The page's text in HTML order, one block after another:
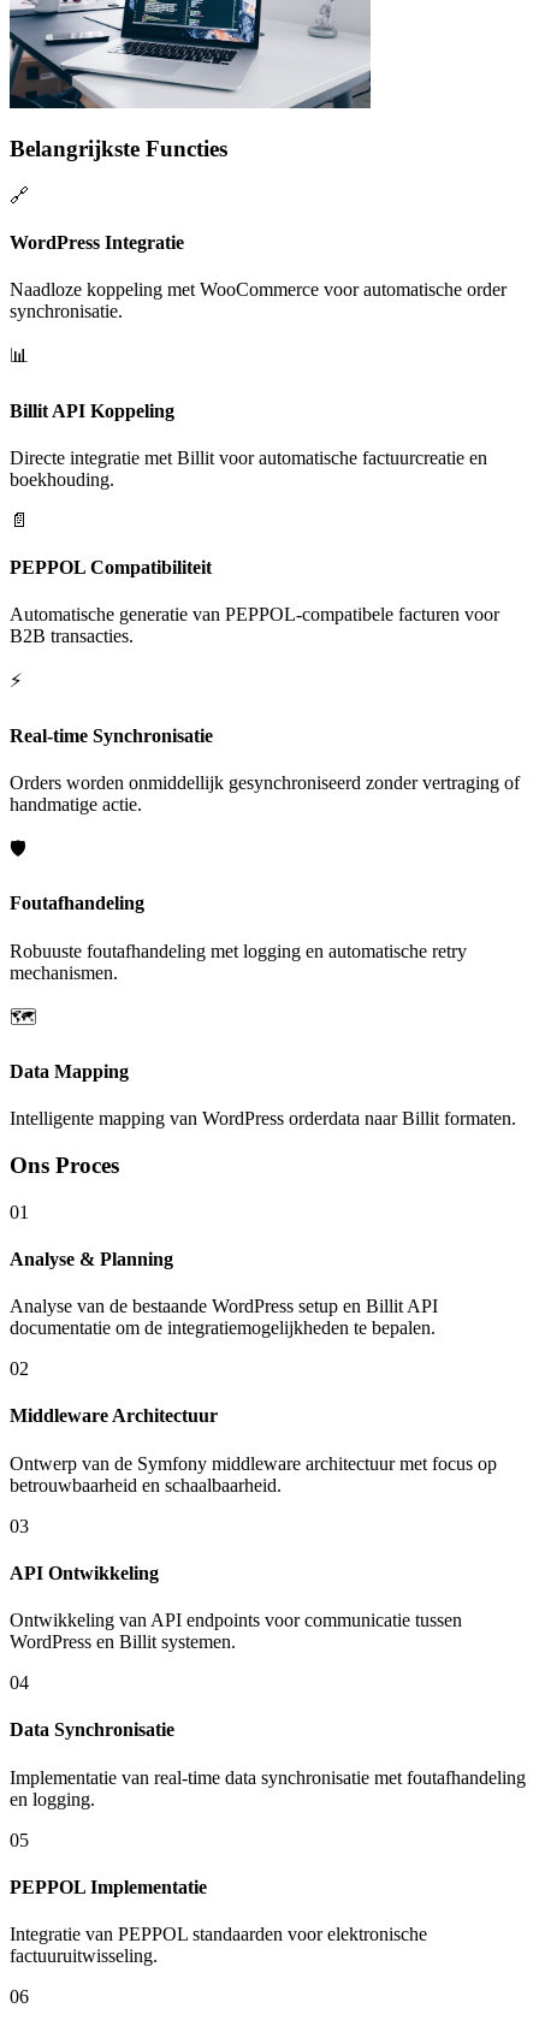
Belangrijkste Functies
🔗
WordPress Integratie
Naadloze koppeling met WooCommerce voor automatische order
synchronisatie.
📊
Billit API Koppeling
Directe integratie met Billit voor automatische factuurcreatie en
boekhouding.
📄
PEPPOL Compatibiliteit
Automatische generatie van PEPPOL-compatibele facturen voor
B2B transacties.
⚡
Real-time Synchronisatie
Orders worden onmiddellijk gesynchroniseerd zonder vertraging of
handmatige actie.
🛡️
Foutafhandeling
Robuuste foutafhandeling met logging en automatische retry
mechanismen.
🗺️
Data Mapping
Intelligente mapping van WordPress orderdata naar Billit formaten.
Ons Proces
01
Analyse & Planning
Analyse van de bestaande WordPress setup en Billit API
documentatie om de integratiemogelijkheden te bepalen.
02
Middleware Architectuur
Ontwerp van de Symfony middleware architectuur met focus op
betrouwbaarheid en schaalbaarheid.
03
API Ontwikkeling
Ontwikkeling van API endpoints voor communicatie tussen
WordPress en Billit systemen.
04
Data Synchronisatie
Implementatie van real-time data synchronisatie met foutafhandeling
en logging.
05
PEPPOL Implementatie
Integratie van PEPPOL standaarden voor elektronische
factuuruitwisseling.
06